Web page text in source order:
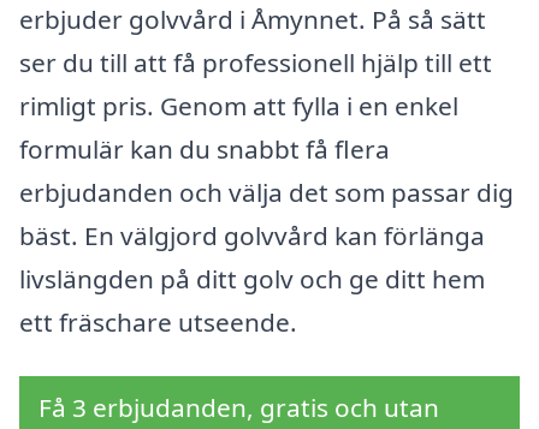
erbjuder golvvård i Åmynnet. På så sätt
ser du till att få professionell hjälp till ett
rimligt pris. Genom att fylla i en enkel
formulär kan du snabbt få flera
erbjudanden och välja det som passar dig
bäst. En välgjord golvvård kan förlänga
livslängden på ditt golv och ge ditt hem
ett fräschare utseende.
Få 3 erbjudanden, gratis och utan